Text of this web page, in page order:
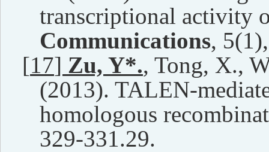
transcriptional activity
Communications,
[17] Zu, Y*., Tong, X.,
(2013). TALEN-
homologous
329-331.29.